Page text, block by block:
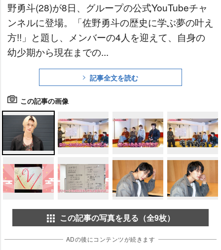
野勇斗(28)が8日、グループの公式YouTubeチャ
ンネルに登場。「佐野勇斗の歴史に学ぶ夢の叶え
方!!」と題し、メンバーの4人を迎えて、自身の
幼少期から現在までの...
記事全文を読む
この記事の画像
この記事の写真を見る（全9枚）
ADの後にコンテンツが続きます